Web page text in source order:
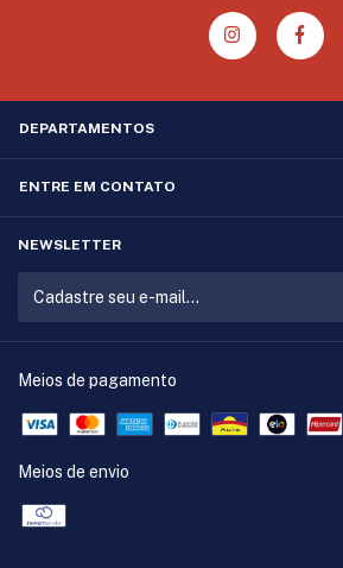
DEPARTAMENTOS
ENTRE EM CONTATO
NEWSLETTER
Meios de pagamento
Meios de envio